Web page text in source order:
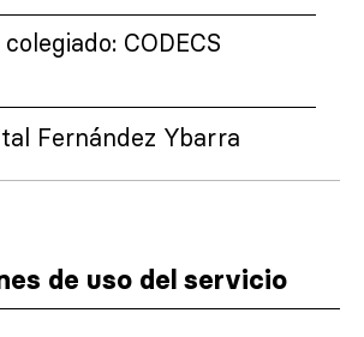
CODECS
Fernández Ybarra
de uso del servicio